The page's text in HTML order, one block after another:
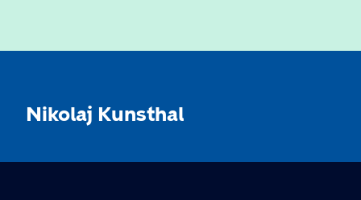
Nikolaj Kunsthal